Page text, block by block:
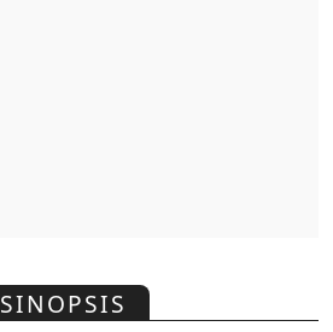
SINOPSIS